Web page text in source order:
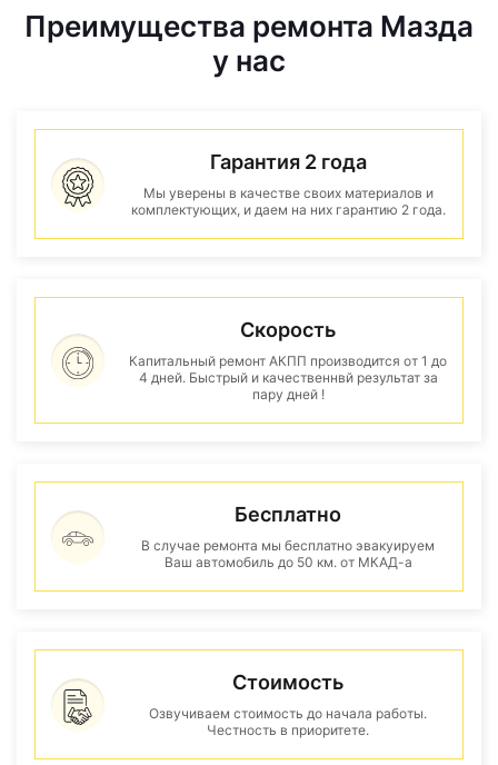
Преимущества ремонта Мазда
у нас
Гарантия 2 года
Мы уверены в качестве своих материалов и
комплектующих, и даем на них гарантию 2 года.
Скорость
Капитальный ремонт АКПП производится от 1 до
4 дней. Быстрый и качественнвй результат за
пару дней !
Бесплатно
В случае ремонта мы бесплатно эвакуируем
Ваш автомобиль до 50 км. от МКАД-а
Стоимость
Озвучиваем стоимость до начала работы.
Честность в приоритете.